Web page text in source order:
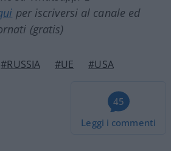
per iscriversi al canale ed
(gratis)
#RUSSIA #UE #USA
45
Leggi i commenti